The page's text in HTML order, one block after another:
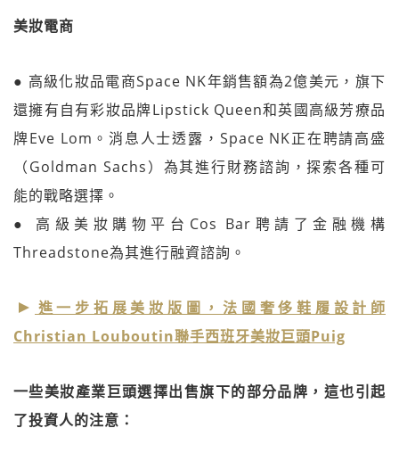
美妝電商
● 高級化妝品電商Space NK年銷售額為2億美元，旗下
還擁有自有彩妝品牌Lipstick Queen和英國高級芳療品
牌Eve Lom。消息人士透露，Space NK正在聘請高盛
（Goldman Sachs）為其進行財務諮詢，探索各種可
能的戰略選擇。
● 高級美妝購物平台Cos Bar聘請了金融機構
Threadstone為其進行融資諮詢。
進一步拓展美妝版圖，法國奢侈鞋履設計師
Christian Louboutin聯手西班牙美妝巨頭Puig
一些美妝產業巨頭選擇出售旗下的部分品牌，這也引起
了投資人的注意：